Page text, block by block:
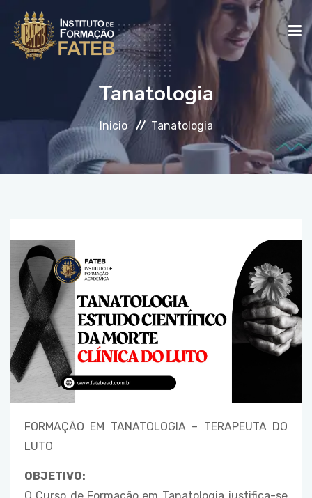
INSTITUCIONAL
Tanatologia
Inicio Tanatologia
FORMAÇÃO EM TANATOLOGIA – TERAPEUTA DO
LUTO
OBJETIVO: